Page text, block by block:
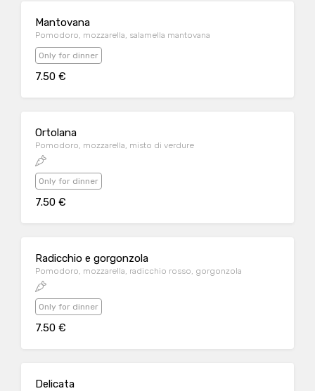
Mantovana
Pomodoro, mozzarella, salamella mantovana
Only for dinner
7.50 €
Ortolana
Pomodoro, mozzarella, misto di verdure
Only for dinner
7.50 €
Radicchio e gorgonzola
Pomodoro, mozzarella, radicchio rosso, gorgonzola
Only for dinner
7.50 €
Delicata